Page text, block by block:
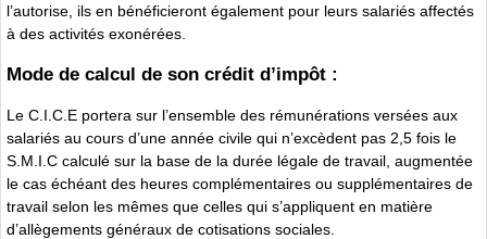
l’autorise, ils en bénéficieront également pour leurs salariés affectés
à des activités exonérées.
Mode de calcul de son crédit d’impôt :
Le C.I.C.E portera sur l’ensemble des rémunérations versées aux
salariés au cours d’une année civile qui n’excèdent pas 2,5 fois le
S.M.I.C calculé sur la base de la durée légale de travail, augmentée
le cas échéant des heures complémentaires ou supplémentaires de
travail selon les mêmes que celles qui s’appliquent en matière
d’allègements généraux de cotisations sociales.